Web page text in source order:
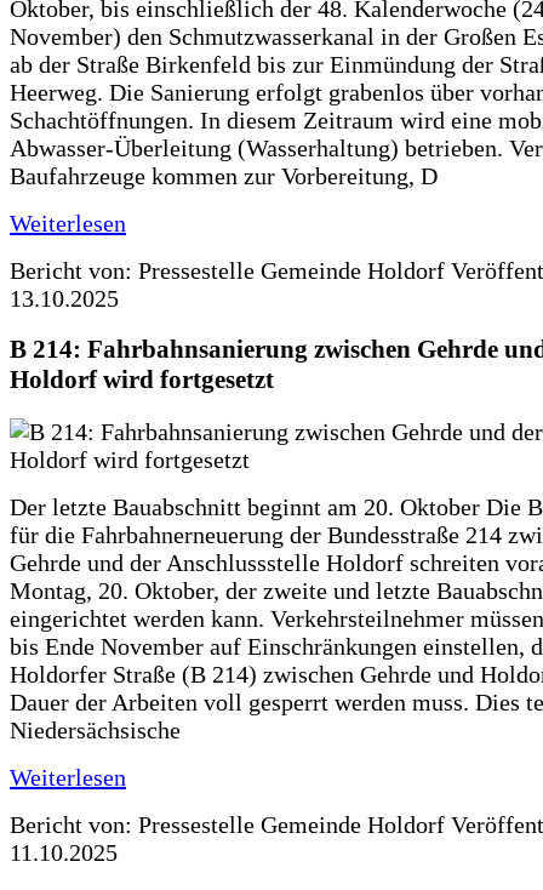
Oktober, bis einschließlich der 48. Kalenderwoche
November) den Schmutzwasserkanal in der Großen
ab der Straße Birkenfeld bis zur Einmündung der
Heerweg. Die Sanierung erfolgt grabenlos über
Schachtöffnungen. In diesem Zeitraum wird eine
Abwasser-Überleitung (Wasserhaltung) betrieben.
Baufahrzeuge kommen zur Vorbereitung, D
Weiterlesen
Bericht von: Pressestelle Gemeinde Holdorf
13.10.2025
B 214: Fahrbahnsanierung zwischen Gehrde
Holdorf wird fortgesetzt
Der letzte Bauabschnitt beginnt am 20. Oktober Die
für die Fahrbahnerneuerung der Bundesstraße 214
Gehrde und der Anschlussstelle Holdorf schreiten
Montag, 20. Oktober, der zweite und letzte
eingerichtet werden kann. Verkehrsteilnehmer
bis Ende November auf Einschränkungen einstellen,
Holdorfer Straße (B 214) zwischen Gehrde und
Dauer der Arbeiten voll gesperrt werden muss. Dies
Niedersächsische
Weiterlesen
Bericht von: Pressestelle Gemeinde Holdorf
11.10.2025